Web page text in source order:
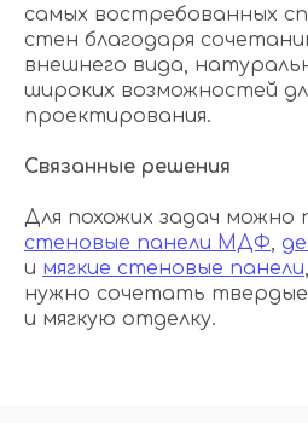
самых востребованных
стен благодаря
внешнего вида,
широких возможностей
проектирования.
Связанные решения
Для похожих задач
стеновые панели МДФ,
и мягкие стеновые панели
нужно сочетать
и мягкую отделку.